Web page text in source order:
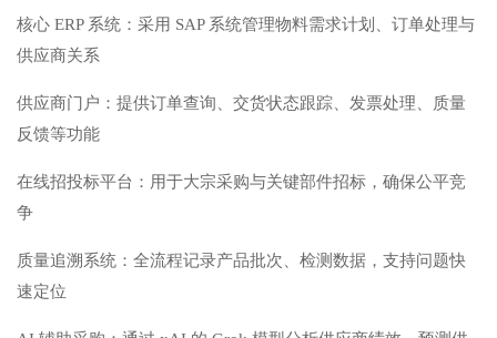
核心 ERP 系统：采用 SAP 系统管理物料需求计划、订单处理与
供应商关系
供应商门户：提供订单查询、交货状态跟踪、发票处理、质量
反馈等功能
在线招投标平台：用于大宗采购与关键部件招标，确保公平竞
争
质量追溯系统：全流程记录产品批次、检测数据，支持问题快
速定位